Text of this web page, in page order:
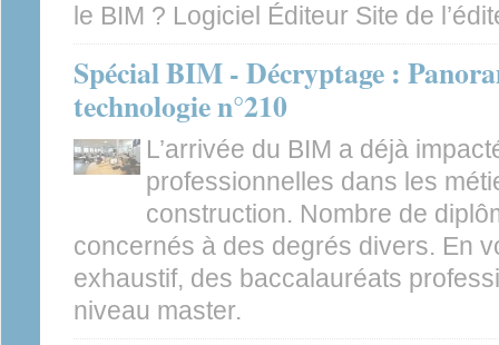
le BIM ? Logiciel Éditeur Site de
Spécial BIM - Décryptage :
technologie n°210
L’arrivée du BIM a déjà
professionnelles dans les
construction. Nombre de
concernés à des degrés divers. En
exhaustif, des baccalauréats
niveau master.